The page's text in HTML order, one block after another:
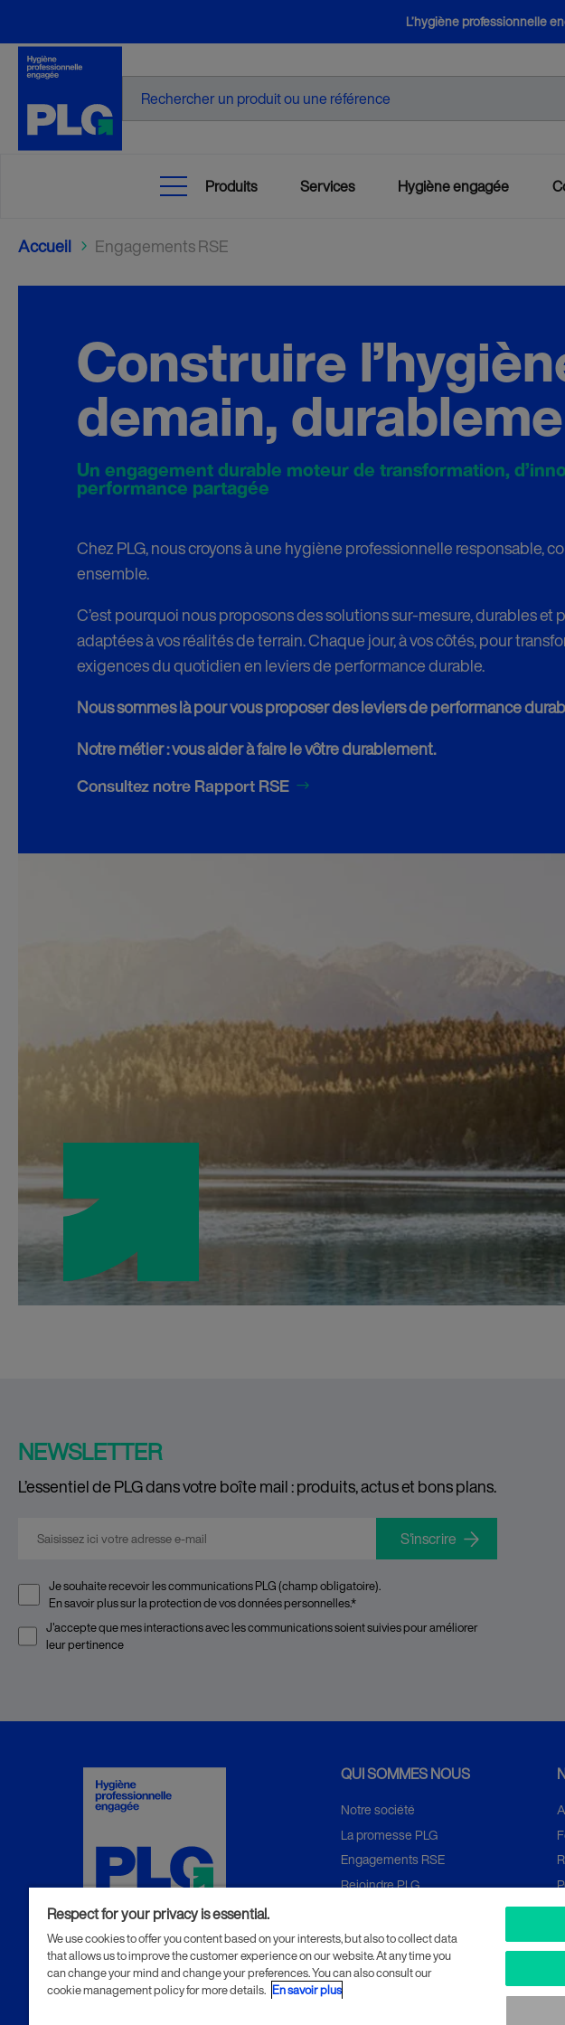
L’hygiène professionnelle
Recherche
Produits Services Hygiène engagée
Accueil 5 Engagements RSE
Construire
demain,
Un engagement durable moteur de transformation,
performance partagée
Chez PLG, nous croyons à une hygiène professionnelle responsable,
ensemble.
C’est pourquoi nous proposons des solutions sur-mesure, durables et
adaptées à vos réalités de terrain. Chaque jour, à vos côtés, pour
exigences du quotidien en leviers de performance durable.
Nous sommes là pour vous proposer des leviers de performance
Notre métier : vous aider à faire le vôtre durablement.
Consultez notre Rapport RSE
NEWSLETTER
L’essentiel de PLG dans votre boîte mail : produits, actus et bons plans.
E-mail*
Je souhaite recevoir les communications PLG (champ obligatoire).
En savoir plus sur laprotection de vos données personnelles.*
J'accepte que mes interactions avec les communications soient suivies pour améliorer
leur pertinence
QUI SOMMES NOUS
Notre société
La promesse PLG
Engagements RSE
Rejoindre PLG
OFFRES D’EMPLOI
Respect for your privacy is essential.
We use cookies to offer you content based on your interests, but also to collect data
that allows us to improve the customer experience on our website. At any time you
can change your mind and change your preferences. You can also consult our
cookie management policy for more details. En savoir plus